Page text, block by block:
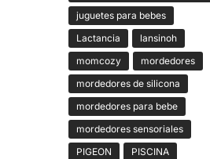
juguetes para bebes
Lactancia
lansinoh
momcozy
mordedores
mordedores de silicona
mordedores para bebe
mordedores sensoriales
PIGEON
PISCINA